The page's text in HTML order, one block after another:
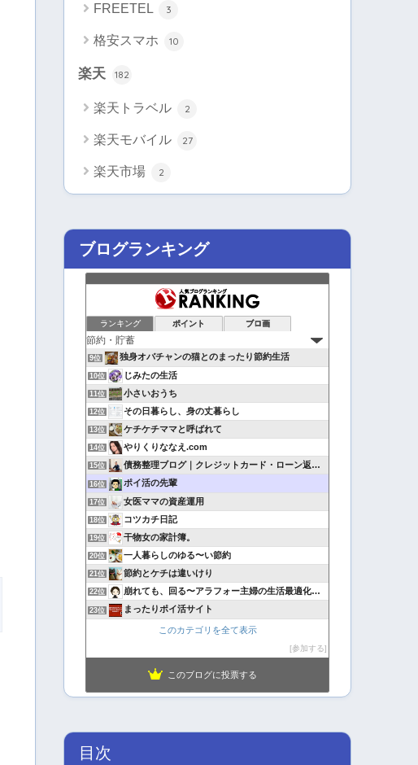
FREETEL 3
格安スマホ 10
楽天 182
楽天トラベル 2
楽天モバイル 27
楽天市場 2
ブログランキング
ランキング ポイント ブロ画
9位 独身オバチャンの猫とのまったり節約生活
10位 じみたの生活
11位 小さいおうち
12位 その日暮らし、身の丈暮らし
13位 ケチケチママと呼ばれて
14位 やりくりななえ.com
15位 債務整理ブログ｜クレジットカード・ローン返済で悩んでいる方へ
16位 ポイ活の先輩
17位 女医ママの資産運用
18位 コツカチ日記
19位 干物女の家計簿。
20位 一人暮らしのゆる〜い節約
21位 節約とケチは違いけり
22位 崩れても、回る〜アラフォー主婦の生活最適化日記
23位 まったりポイ活サイト
このカテゴリを全て表示
参加する
このブログに投票する
目次